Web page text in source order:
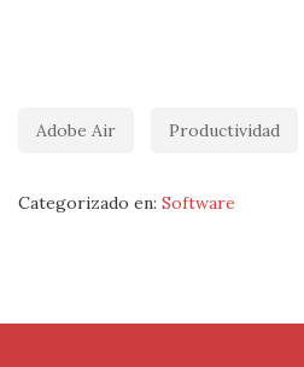
Adobe Air Productividad
Categorizado en: Software